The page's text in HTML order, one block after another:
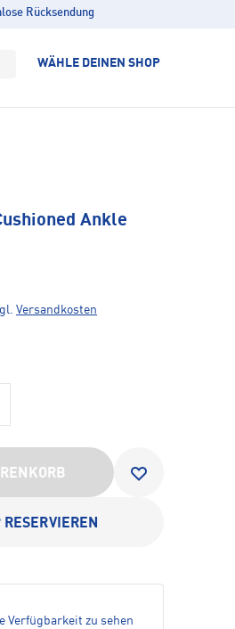
Rücksendung
WÄHLE DEINEN SHOP
Ankle
Versandkosten
RESERVIEREN
Verfügbarkeit zu sehen